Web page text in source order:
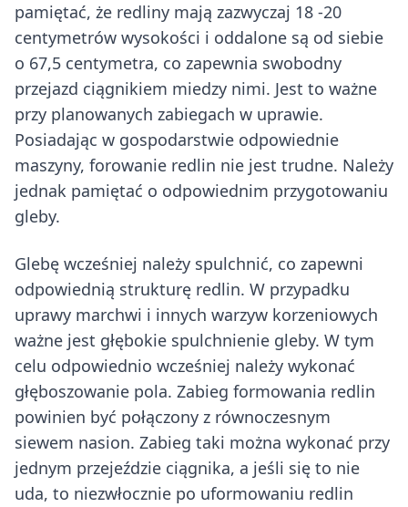
pamiętać, że redliny mają zazwyczaj 18 -20
centymetrów wysokości i oddalone są od siebie
o 67,5 centymetra, co zapewnia swobodny
przejazd ciągnikiem miedzy nimi. Jest to ważne
przy planowanych zabiegach w uprawie.
Posiadając w gospodarstwie odpowiednie
maszyny, forowanie redlin nie jest trudne. Należy
jednak pamiętać o odpowiednim przygotowaniu
gleby.
Glebę wcześniej należy spulchnić, co zapewni
odpowiednią strukturę redlin. W przypadku
uprawy marchwi i innych warzyw korzeniowych
ważne jest głębokie spulchnienie gleby. W tym
celu odpowiednio wcześniej należy wykonać
głęboszowanie pola. Zabieg formowania redlin
powinien być połączony z równoczesnym
siewem nasion. Zabieg taki można wykonać przy
jednym przejeździe ciągnika, a jeśli się to nie
uda, to niezwłocznie po uformowaniu redlin